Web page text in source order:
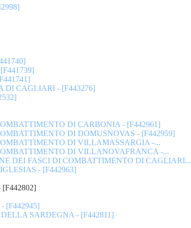
DI CAGLIARI - [F443276]
DI CARBONIA - [F442961]
DI DOMUSNOVAS - [F442959]
DI VILLAMASSARGIA -...
DI VILLANOVAFRANCA -...
DEI FASCI DI COMBATTIMENTO DI CAGLIARI...
- [F442963]
[F442945]
SARDEGNA - [F442811]